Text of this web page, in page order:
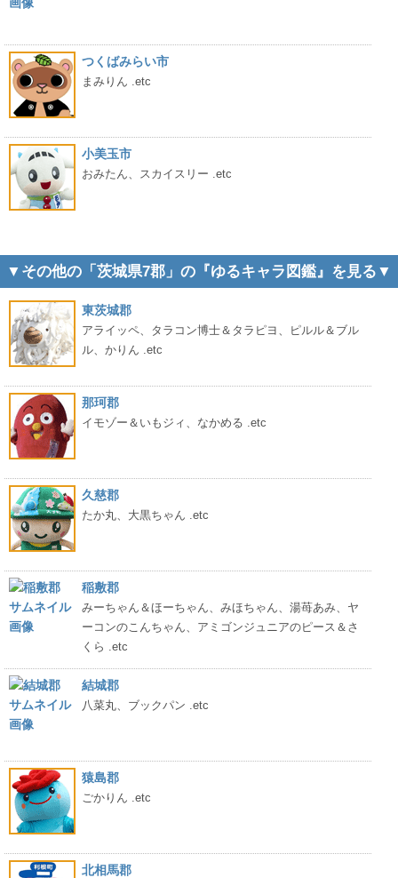
つくばみらい市
まみりん .etc
小美玉市
おみたん、スカイスリー .etc
▼その他の「茨城県7郡」の『ゆるキャラ図鑑』を見る▼
東茨城郡
アライッペ、タラコン博士＆タラピヨ、ピルル＆ブル
ル、かりん .etc
那珂郡
イモゾー＆いもジィ、なかめる .etc
久慈郡
たか丸、大黒ちゃん .etc
稲敷郡
みーちゃん＆ほーちゃん、みほちゃん、湯苺あみ、ヤ
ーコンのこんちゃん、アミゴンジュニアのピース＆さ
くら .etc
結城郡
八菜丸、ブックパン .etc
猿島郡
ごかりん .etc
北相馬郡